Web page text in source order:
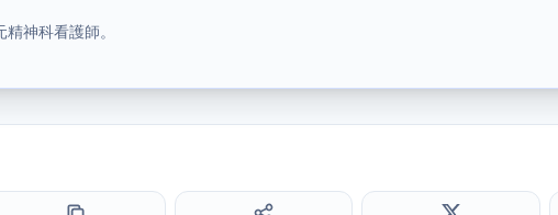
神科看護師。